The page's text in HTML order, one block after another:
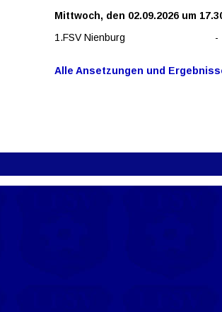
Mittwoch, den 02.09.2026 um
1.FSV Nienburg
-
Alle Ansetzungen und